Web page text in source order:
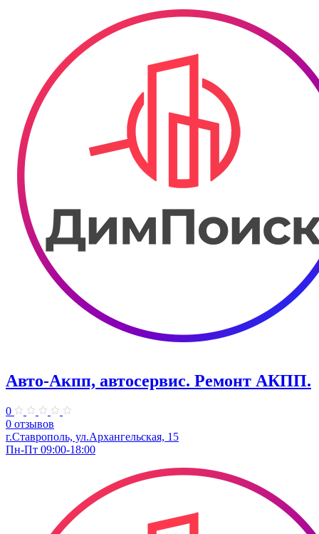
Авто-Акпп, автосервис. Ремонт АКПП.
0
0 отзывов
г.Ставрополь, ул.Архангельская, 15
Пн-Пт 09:00-18:00